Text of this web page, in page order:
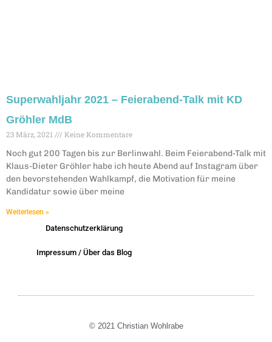
Superwahljahr 2021 – Feierabend-Talk mit KD
Gröhler MdB
23 März, 2021 Keine Kommentare
Noch gut 200 Tagen bis zur Berlinwahl. Beim Feierabend-Talk mit
Klaus-Dieter Gröhler habe ich heute Abend auf Instagram über
den bevorstehenden Wahlkampf, die Motivation für meine
Kandidatur sowie über meine
Weiterlesen »
Datenschutzerklärung
Impressum / Über das Blog
© 2021 Christian Wohlrabe